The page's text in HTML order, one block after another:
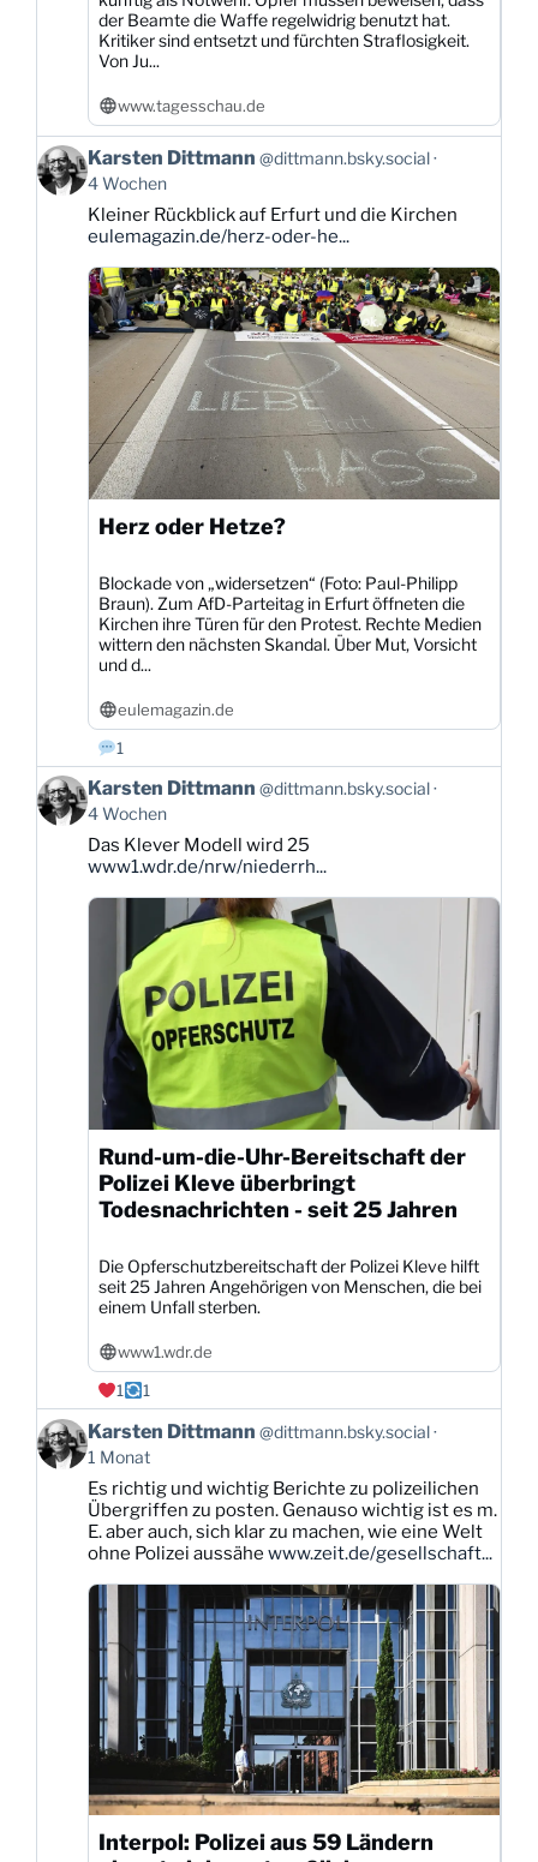
der Beamte die Waffe regelwidrig benutzt hat.
Kritiker sind entsetzt und fürchten Straflosigkeit.
Von Ju...
www.tagesschau.de
Beitrag
von
Karsten
Dittmann
Bluesky
ansehen
Karsten Dittmann @dittmann.bsky.social
4 Wochen
Kleiner Rückblick auf Erfurt und die Kirchen
eulemagazin.de/herz-oder-he...
Herz oder Hetze?
Blockade von „widersetzen“ (Foto: Paul-Philipp
Braun). Zum AfD-Parteitag in Erfurt öffneten die
Kirchen ihre Türen für den Protest. Rechte Medien
wittern den nächsten Skandal. Über Mut, Vorsicht
und d...
eulemagazin.de
1
Beitrag
von
Karsten
Dittmann
Bluesky
Karsten Dittmann @dittmann.bsky.social
4 Wochen
Das Klever Modell wird 25
www1.wdr.de/nrw/niederrh...
Rund-um-die-Uhr-Bereitschaft der
Polizei Kleve überbringt
Todesnachrichten - seit 25 Jahren
Die Opferschutzbereitschaft der Polizei Kleve hilft
seit 25 Jahren Angehörigen von Menschen, die bei
einem Unfall sterben.
www1.wdr.de
1
1
Beitrag
von
Karsten
Dittmann
Bluesky
ansehen
Karsten Dittmann @dittmann.bsky.social
1 Monat
Es richtig und wichtig Berichte zu polizeilichen
Übergriffen zu posten. Genauso wichtig ist es m.
E. aber auch, sich klar zu machen, wie eine Welt
ohne Polizei aussähe www.zeit.de/gesellschaft...
Interpol: Polizei aus 59 Ländern